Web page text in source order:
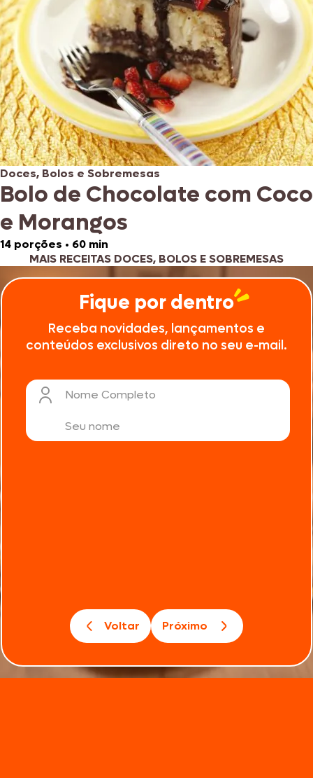
Doces, Bolos e Sobremesas
Bolo de Chocolate com Coco
e Morangos
14 porções • 60 min
MAIS RECEITAS DOCES, BOLOS E SOBREMESAS
Fique por dentro
Receba novidades, lançamentos e
conteúdos exclusivos direto no seu e-mail.
Nome Completo
Voltar Próximo